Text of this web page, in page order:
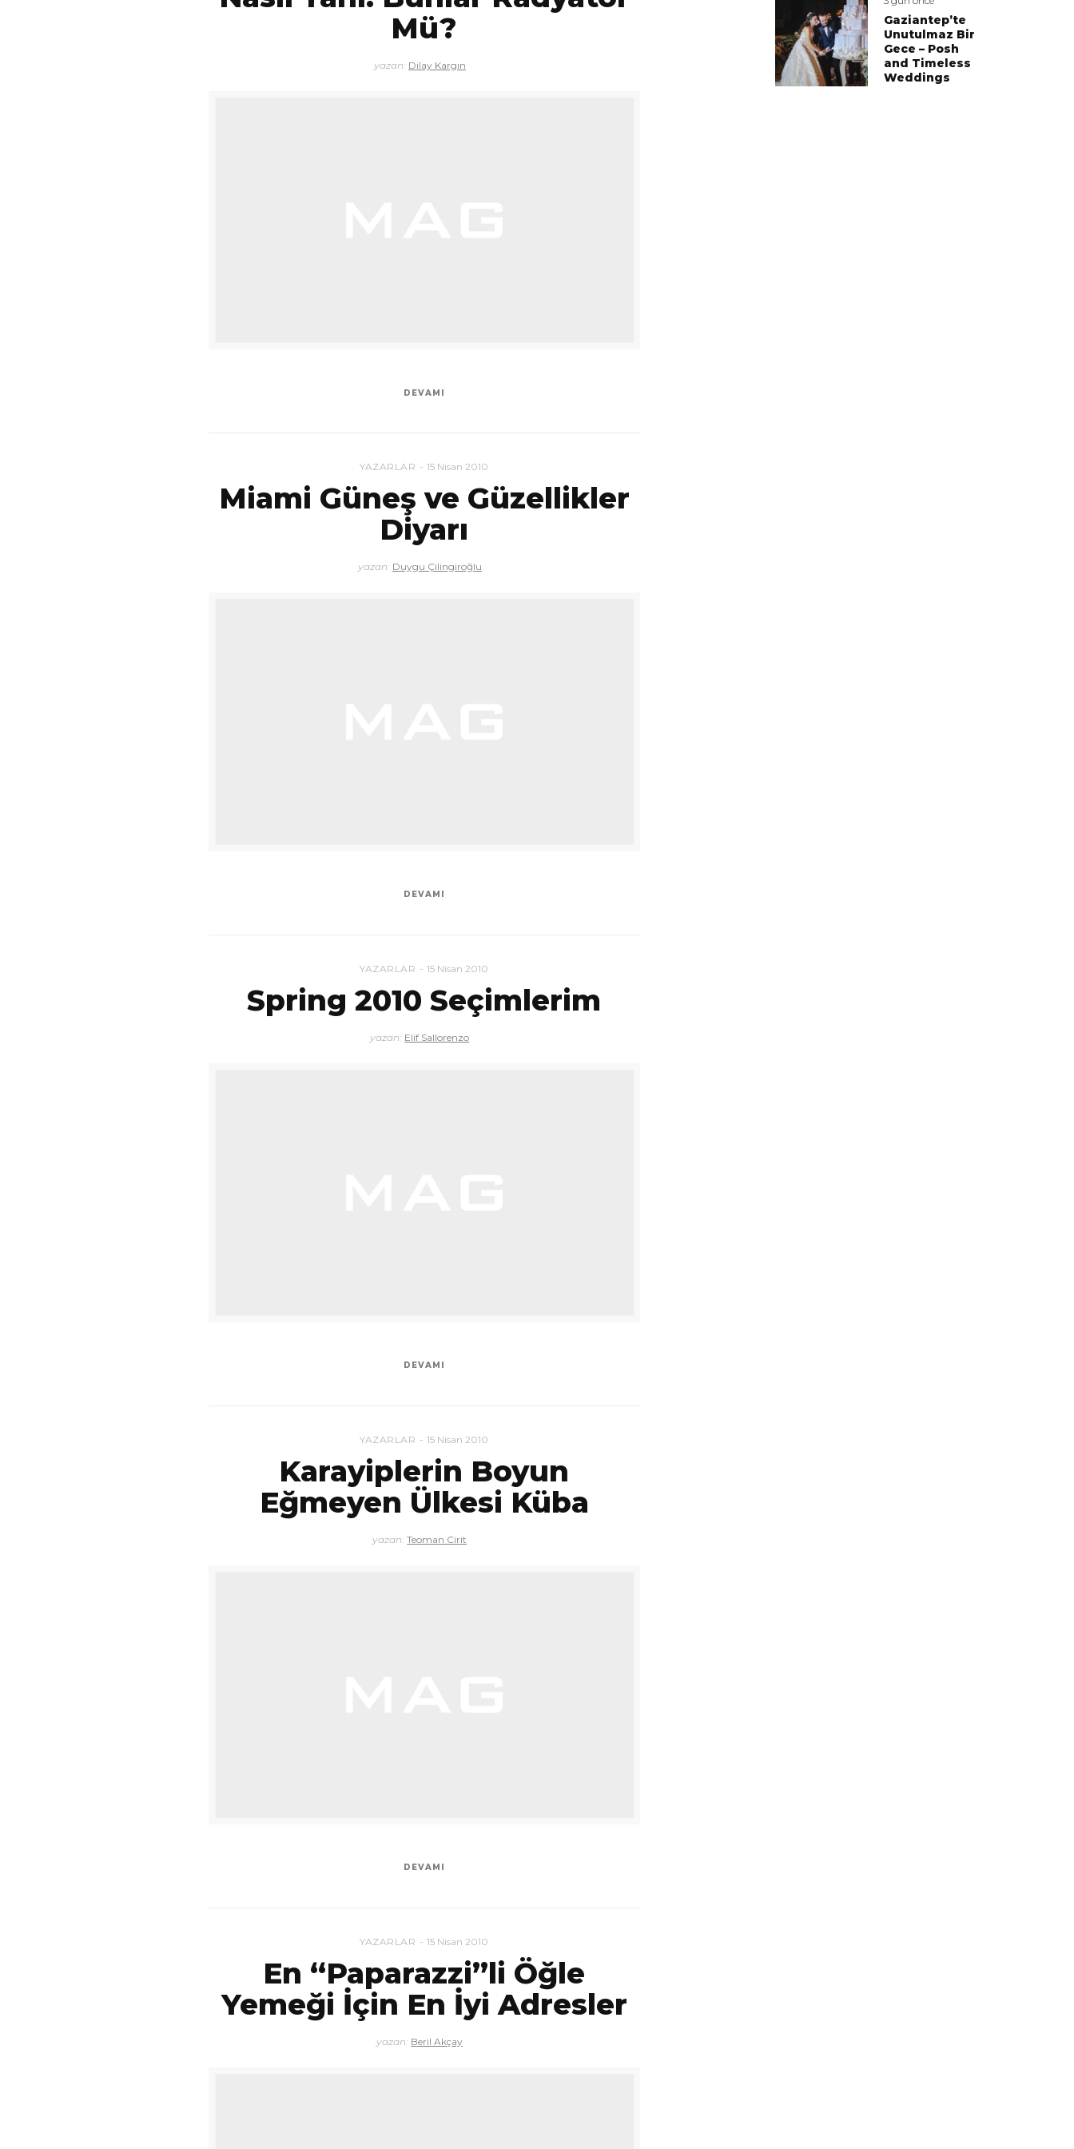
Mü?
yazan: Dilay Kargın
DEVAMI
YAZARLAR 15 Nisan 2010
Miami Güneş ve Güzellikler
Diyarı
yazan: Duygu Çilingiroğlu
DEVAMI
YAZARLAR 15 Nisan 2010
Spring 2010 Seçimlerim
yazan: Elif Sallorenzo
DEVAMI
YAZARLAR 15 Nisan 2010
Karayiplerin Boyun
Eğmeyen Ülkesi Küba
yazan:Teoman Cirit
DEVAMI
YAZARLAR 15 Nisan 2010
En “Paparazzi”li Öğle
Yemeği İçin En İyi Adresler
yazan: Beril Akçay
Gaziantep’te
Unutulmaz Bir
Gece – Posh
and Timeless
Weddings